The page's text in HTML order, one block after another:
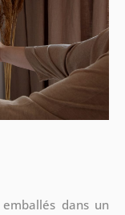
dans un